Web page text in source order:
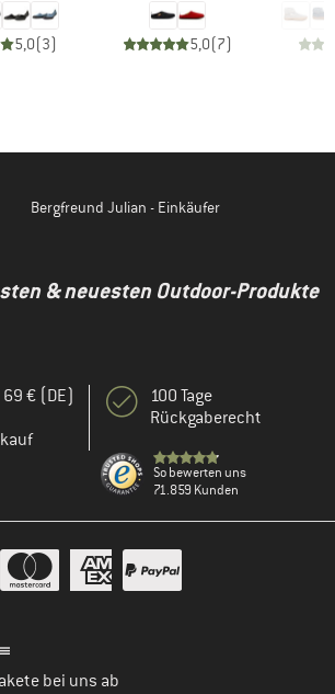
5,0(3) 5,0(7)
Bergfreund Julian - Einkäufer
& neuesten Outdoor-Produkte
€ (DE)
100 Tage
Rückgaberecht
So bewerten uns
71.859 Kunden
bei uns ab